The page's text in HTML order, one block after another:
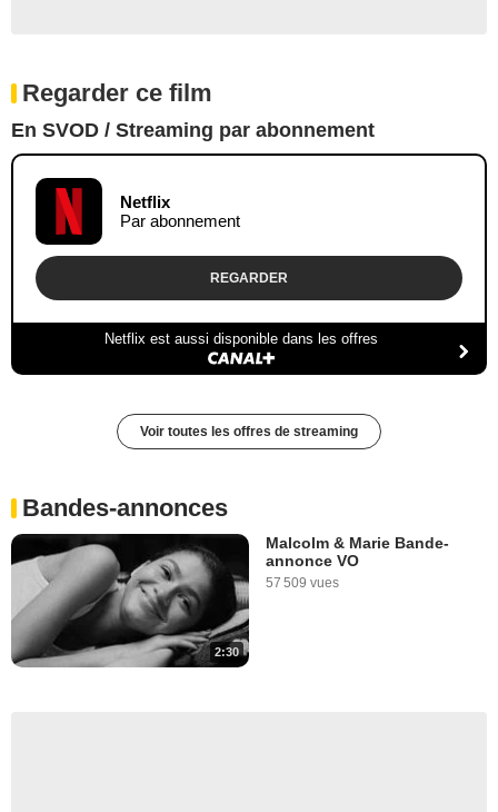
Regarder ce film
En SVOD / Streaming par abonnement
Netflix
Par abonnement
REGARDER
Netflix est aussi disponible dans les offres
Voir toutes les offres de streaming
Bandes-annonces
2:30
Malcolm & Marie Bande-
annonce VO
57 509 vues